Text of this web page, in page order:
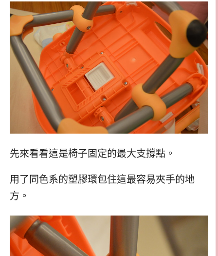
先來看看這是椅子固定的最大支撐點。
用了同色系的塑膠環包住這最容易夾手的地
方。